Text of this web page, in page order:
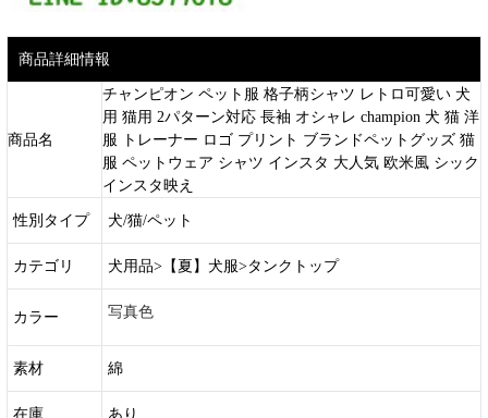
商品詳細情報
商品名
チャンピオン ペット服 格子柄シャツ レトロ可愛い 犬
用 猫用 2パターン対応 長袖 オシャレ champion 犬 猫 洋
服 トレーナー ロゴ プリント ブランドペットグッズ 猫
服 ペットウェア シャツ インスタ 大人気 欧米風 シック
インスタ映え
性別タイプ 犬/猫/ペット
カテゴリ 犬用品>【夏】犬服>タンクトップ
カラー 写真色
素材 綿
在庫 あり